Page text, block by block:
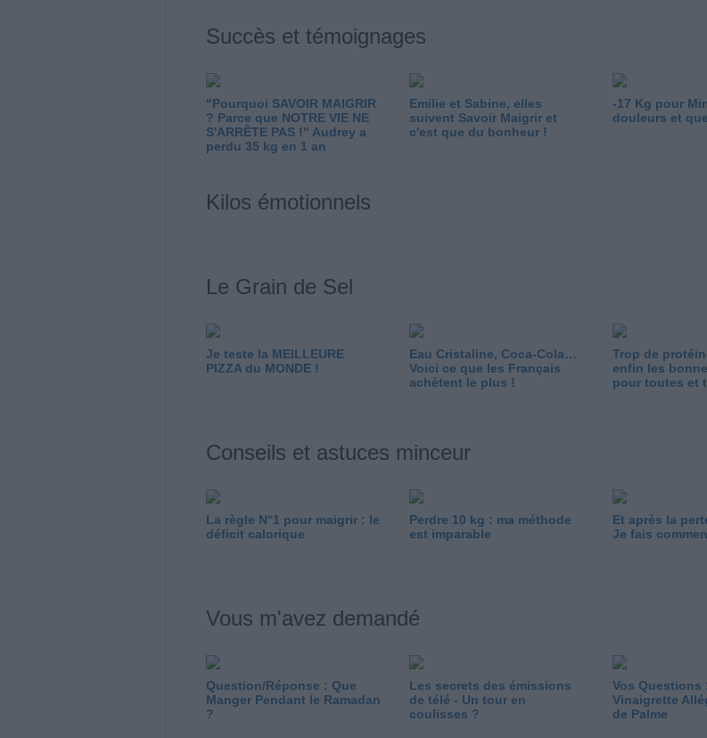
Succès et témoignages
"Pourquoi SAVOIR MAIGRIR
? Parce que NOTRE VIE NE
S'ARRÊTE PAS !" Audrey a
perdu 35 kg en 1 an
Emilie et Sabine, elles
suivent Savoir Maigrir et
c'est que du bonheur !
-17 Kg pour
douleurs et
Kilos émotionnels
Le Grain de Sel
Je teste la MEILLEURE
PIZZA du MONDE !
Eau Cristaline, Coca-Cola…
Voici ce que les Français
achètent le plus !
Trop de
enfin les
pour toutes et
Conseils et astuces minceur
La règle N°1 pour maigrir : le
déficit calorique
Perdre 10 kg : ma méthode
est imparable
Et après la
Je fais
Vous m'avez demandé
Question/Réponse : Que
Manger Pendant le Ramadan
?
Les secrets des émissions
de télé - Un tour en
coulisses ?
Vos Questions
Vinaigrette
de Palme